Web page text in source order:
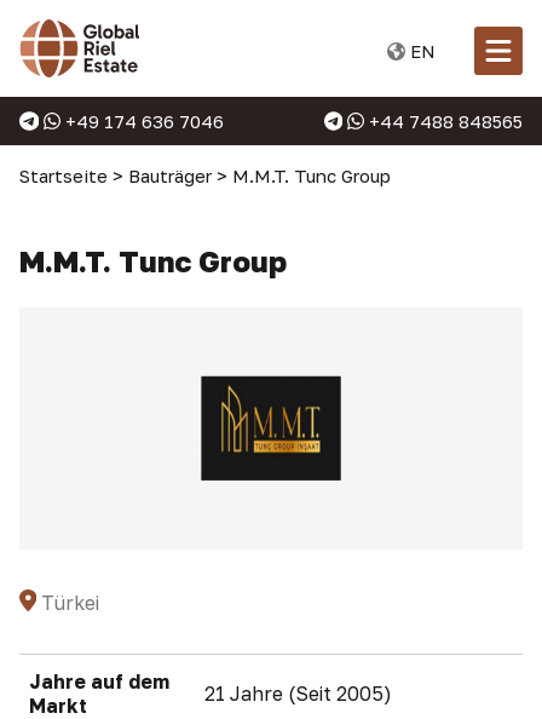
EN
+49 174 636 7046 +44 7488 848565
Startseite > Bauträger > M.M.T. Tunc Group
M.M.T. Tunc Group
Türkei
Jahre auf dem
Markt
21 Jahre (Seit 2005)